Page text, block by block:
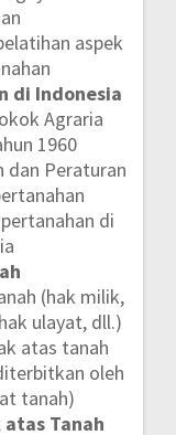
aspek
di Indonesia
Agraria
1960
dan Peraturan
di
(hak milik,
ulayat, dll.)
atas tanah
oleh
tanah)
atas Tanah